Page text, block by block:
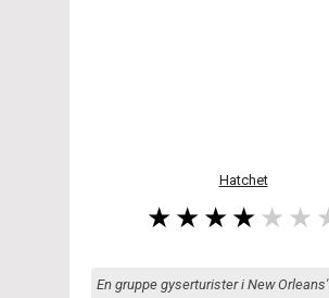
Hatchet
En gruppe gyserturister i New Orleans'